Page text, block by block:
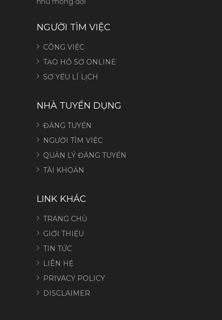
NGƯỜI TÌM VIỆC
CÔNG VIỆC
TẠO HỒ SƠ ONLINE
SƠ YẾU LÍ LỊCH
NHÀ TUYỂN DỤNG
ĐĂNG TUYỂN
NGƯỜI TÌM VIỆC
QUẢN LÝ ĐĂNG TUYỂN
TÀI KHOẢN
LINK KHÁC
TRANG CHỦ
GIỚI THIỆU
TIN TỨC
LIÊN HỆ
PRIVACY POLICY
DISCLAIMER